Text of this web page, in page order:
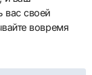
вас своей
вовремя